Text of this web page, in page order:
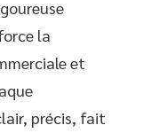
la
et
précis, fait